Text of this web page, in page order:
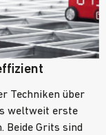
Techniken über
weltweit erste
Beide Grits sind